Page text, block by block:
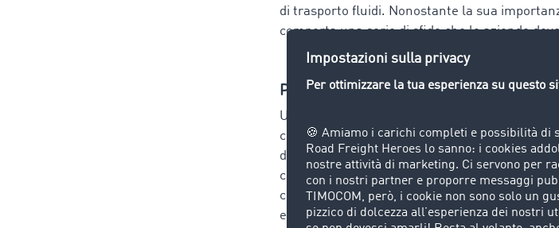
di trasporto fluidi. Nonostante la sua
comporta una serie di sfide che le aziende
Pianificazione e coordinamento
Uno degli aspetti più importanti della gestione
coordinamento precisi dei veicoli. Nella
devono arrivare puntuali e integri al
causare consegne in ritardo, costi più elevati
consiste nel coordinare gli ordini di trasporto
e ottimizzare i tempi di guida. Un moderno